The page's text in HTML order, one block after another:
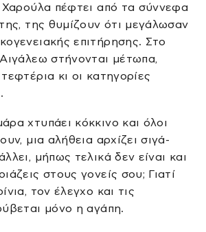
Χαρούλα πέφτει από τα σύννεφα
της θυμίζουν ότι μεγάλωσαν
επιτήρησης. Στο
στήνονται μέτωπα,
κι οι κατηγορίες
χτυπάει κόκκινο και όλοι
μια αλήθεια αρχίζει σιγά-
μήπως τελικά δεν είναι και
στους γονείς σου; Γιατί
τον έλεγχο και τις
μόνο η αγάπη.